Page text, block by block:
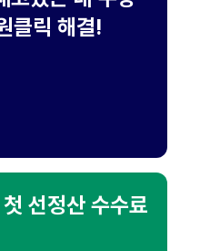
클릭 해결!
선정산 수수료